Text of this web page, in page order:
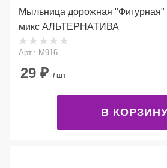
Мыльница дорожная "Фигурная"
микс АЛЬТЕРНАТИВА
Арт.: М916
29 ₽ / шт
В